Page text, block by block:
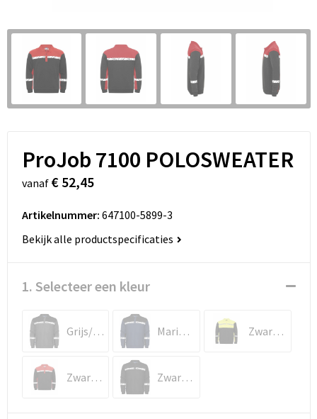
ProJob 7100 POLOSWEATER
vanaf € 52,45
Artikelnummer: 647100-5899-3
Bekijk alle productspecificaties
1. Selecteer een kleur
Grijs/zwart Marine/zwart Zwart/geel
Zwart/rood Zwart/zwart